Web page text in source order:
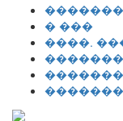
�������
� ���
����.
�������